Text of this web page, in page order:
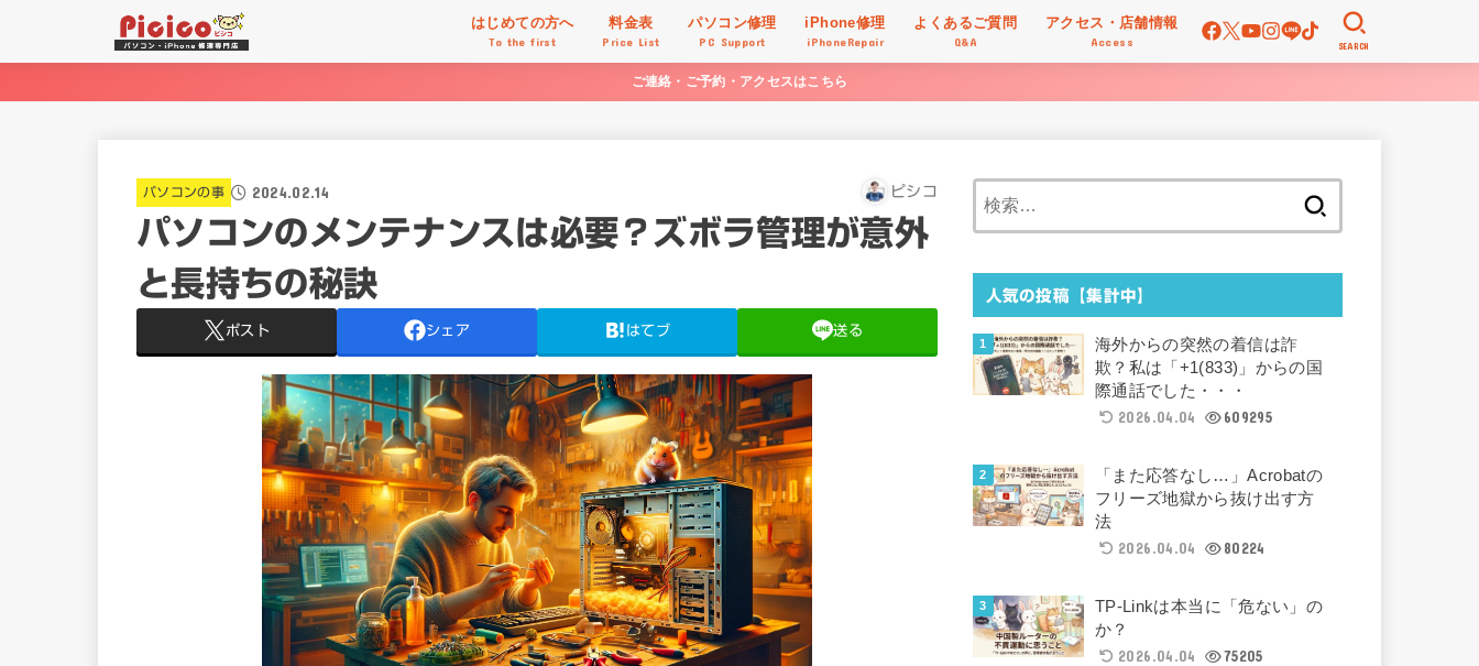
はじめての方へ
To the first
料金表
Price List
パソコン修理
PC Support
iPhone修理
iPhoneRepair
よくあるご質問
Q&A
アクセス・店舗情報
Access SEARCH
ご連絡・ご予約・アクセスはこちら
パソコンの事 2024.02.14 ピシコ
パソコンのメンテナンスは必要？ズボラ管理が意外
と長持ちの秘訣
ポスト シェア はてブ 送る
人気の投稿【集計中】
海外からの突然の着信は詐
欺？私は「+1(833)」からの国
際通話でした・・・
2026.04.04
609295
「また応答なし…」Acrobatの
フリーズ地獄から抜け出す方
法
2026.04.04
80224
TP-Linkは本当に「危ない」の
か？
2026.04.04
75205